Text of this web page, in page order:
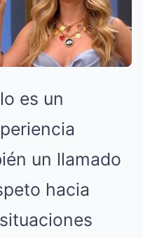
es un
un llamado
hacia